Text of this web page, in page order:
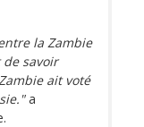
la Zambie
savoir
ait voté
a